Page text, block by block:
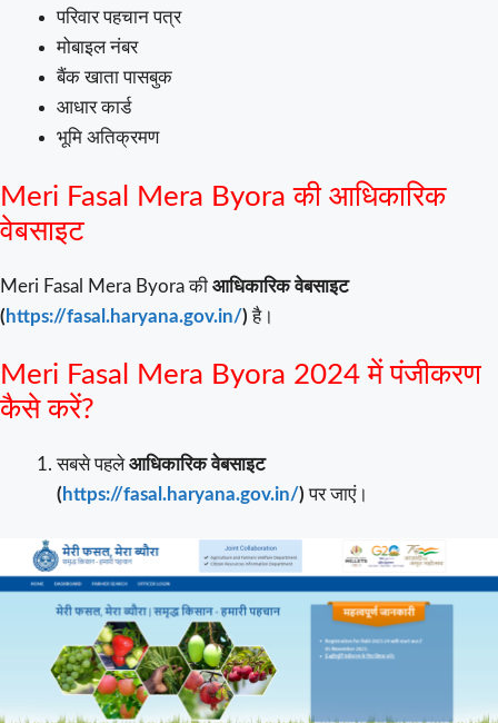
परिवार पहचान पत्र
मोबाइल नंबर
बैंक खाता पासबुक
आधार कार्ड
भूमि अतिक्रमण
Meri Fasal Mera Byora की आधिकारिक
वेबसाइट
Meri Fasal Mera Byora की आधिकारिक वेबसाइट
( https://fasal.haryana.gov.in/) है।
Meri Fasal Mera Byora 2024 में पंजीकरण
कैसे करें?
सबसे पहलेआधिकारिक वेबसाइट
( https://fasal.haryana.gov.in/) पर जाएं।